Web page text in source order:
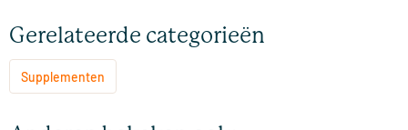
Gerelateerde categorieën
Supplementen